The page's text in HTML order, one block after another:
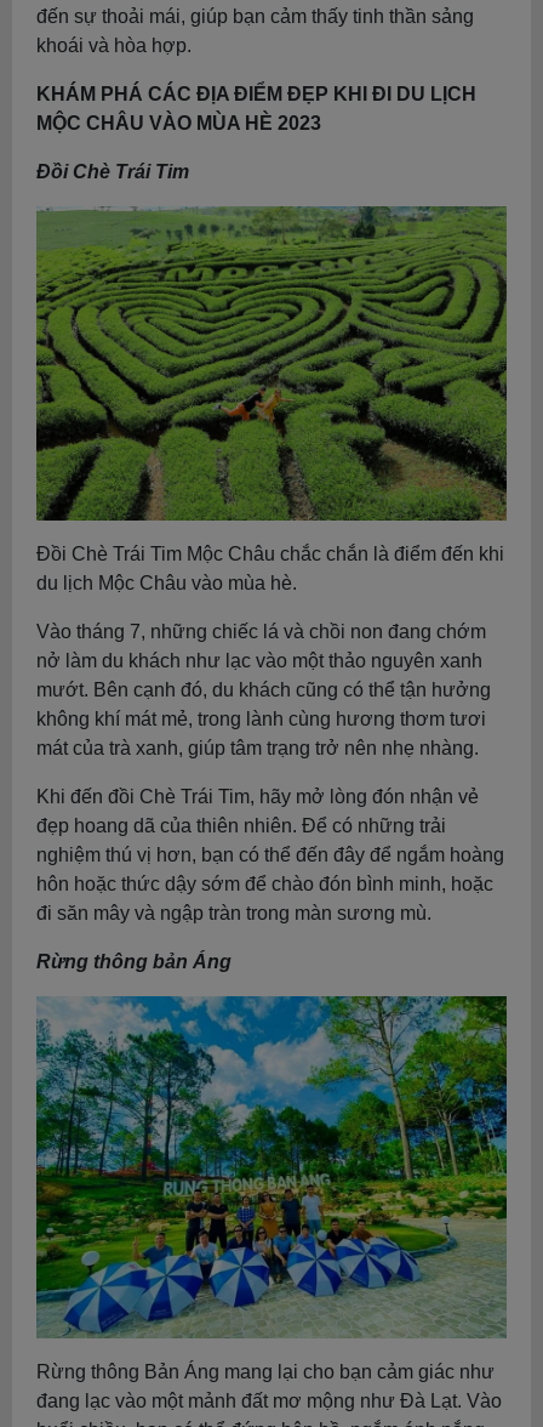
đến sự thoải mái, giúp bạn cảm thấy tinh thần sảng
khoái và hòa hợp.
KHÁM PHÁ CÁC ĐỊA ĐIỂM ĐẸP KHI ĐI DU LỊCH
MỘC CHÂU VÀO MÙA HÈ 2023
Đồi Chè Trái Tim
Đồi Chè Trái Tim Mộc Châu chắc chắn là điểm đến khi
du lịch Mộc Châu vào mùa hè.
Vào tháng 7, những chiếc lá và chồi non đang chớm
nở làm du khách như lạc vào một thảo nguyên xanh
mướt. Bên cạnh đó, du khách cũng có thể tận hưởng
không khí mát mẻ, trong lành cùng hương thơm tươi
mát của trà xanh, giúp tâm trạng trở nên nhẹ nhàng.
Khi đến đồi Chè Trái Tim, hãy mở lòng đón nhận vẻ
đẹp hoang dã của thiên nhiên. Để có những trải
nghiệm thú vị hơn, bạn có thể đến đây để ngắm hoàng
hôn hoặc thức dậy sớm để chào đón bình minh, hoặc
đi săn mây và ngập tràn trong màn sương mù.
Rừng thông bản Áng
Rừng thông Bản Áng mang lại cho bạn cảm giác như
đang lạc vào một mảnh đất mơ mộng như Đà Lạt. Vào